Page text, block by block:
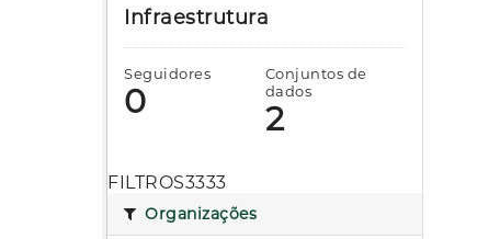
Infraestrutura
Seguidores
0
Conjuntos de
dados
2
FILTROS3333
Organizações